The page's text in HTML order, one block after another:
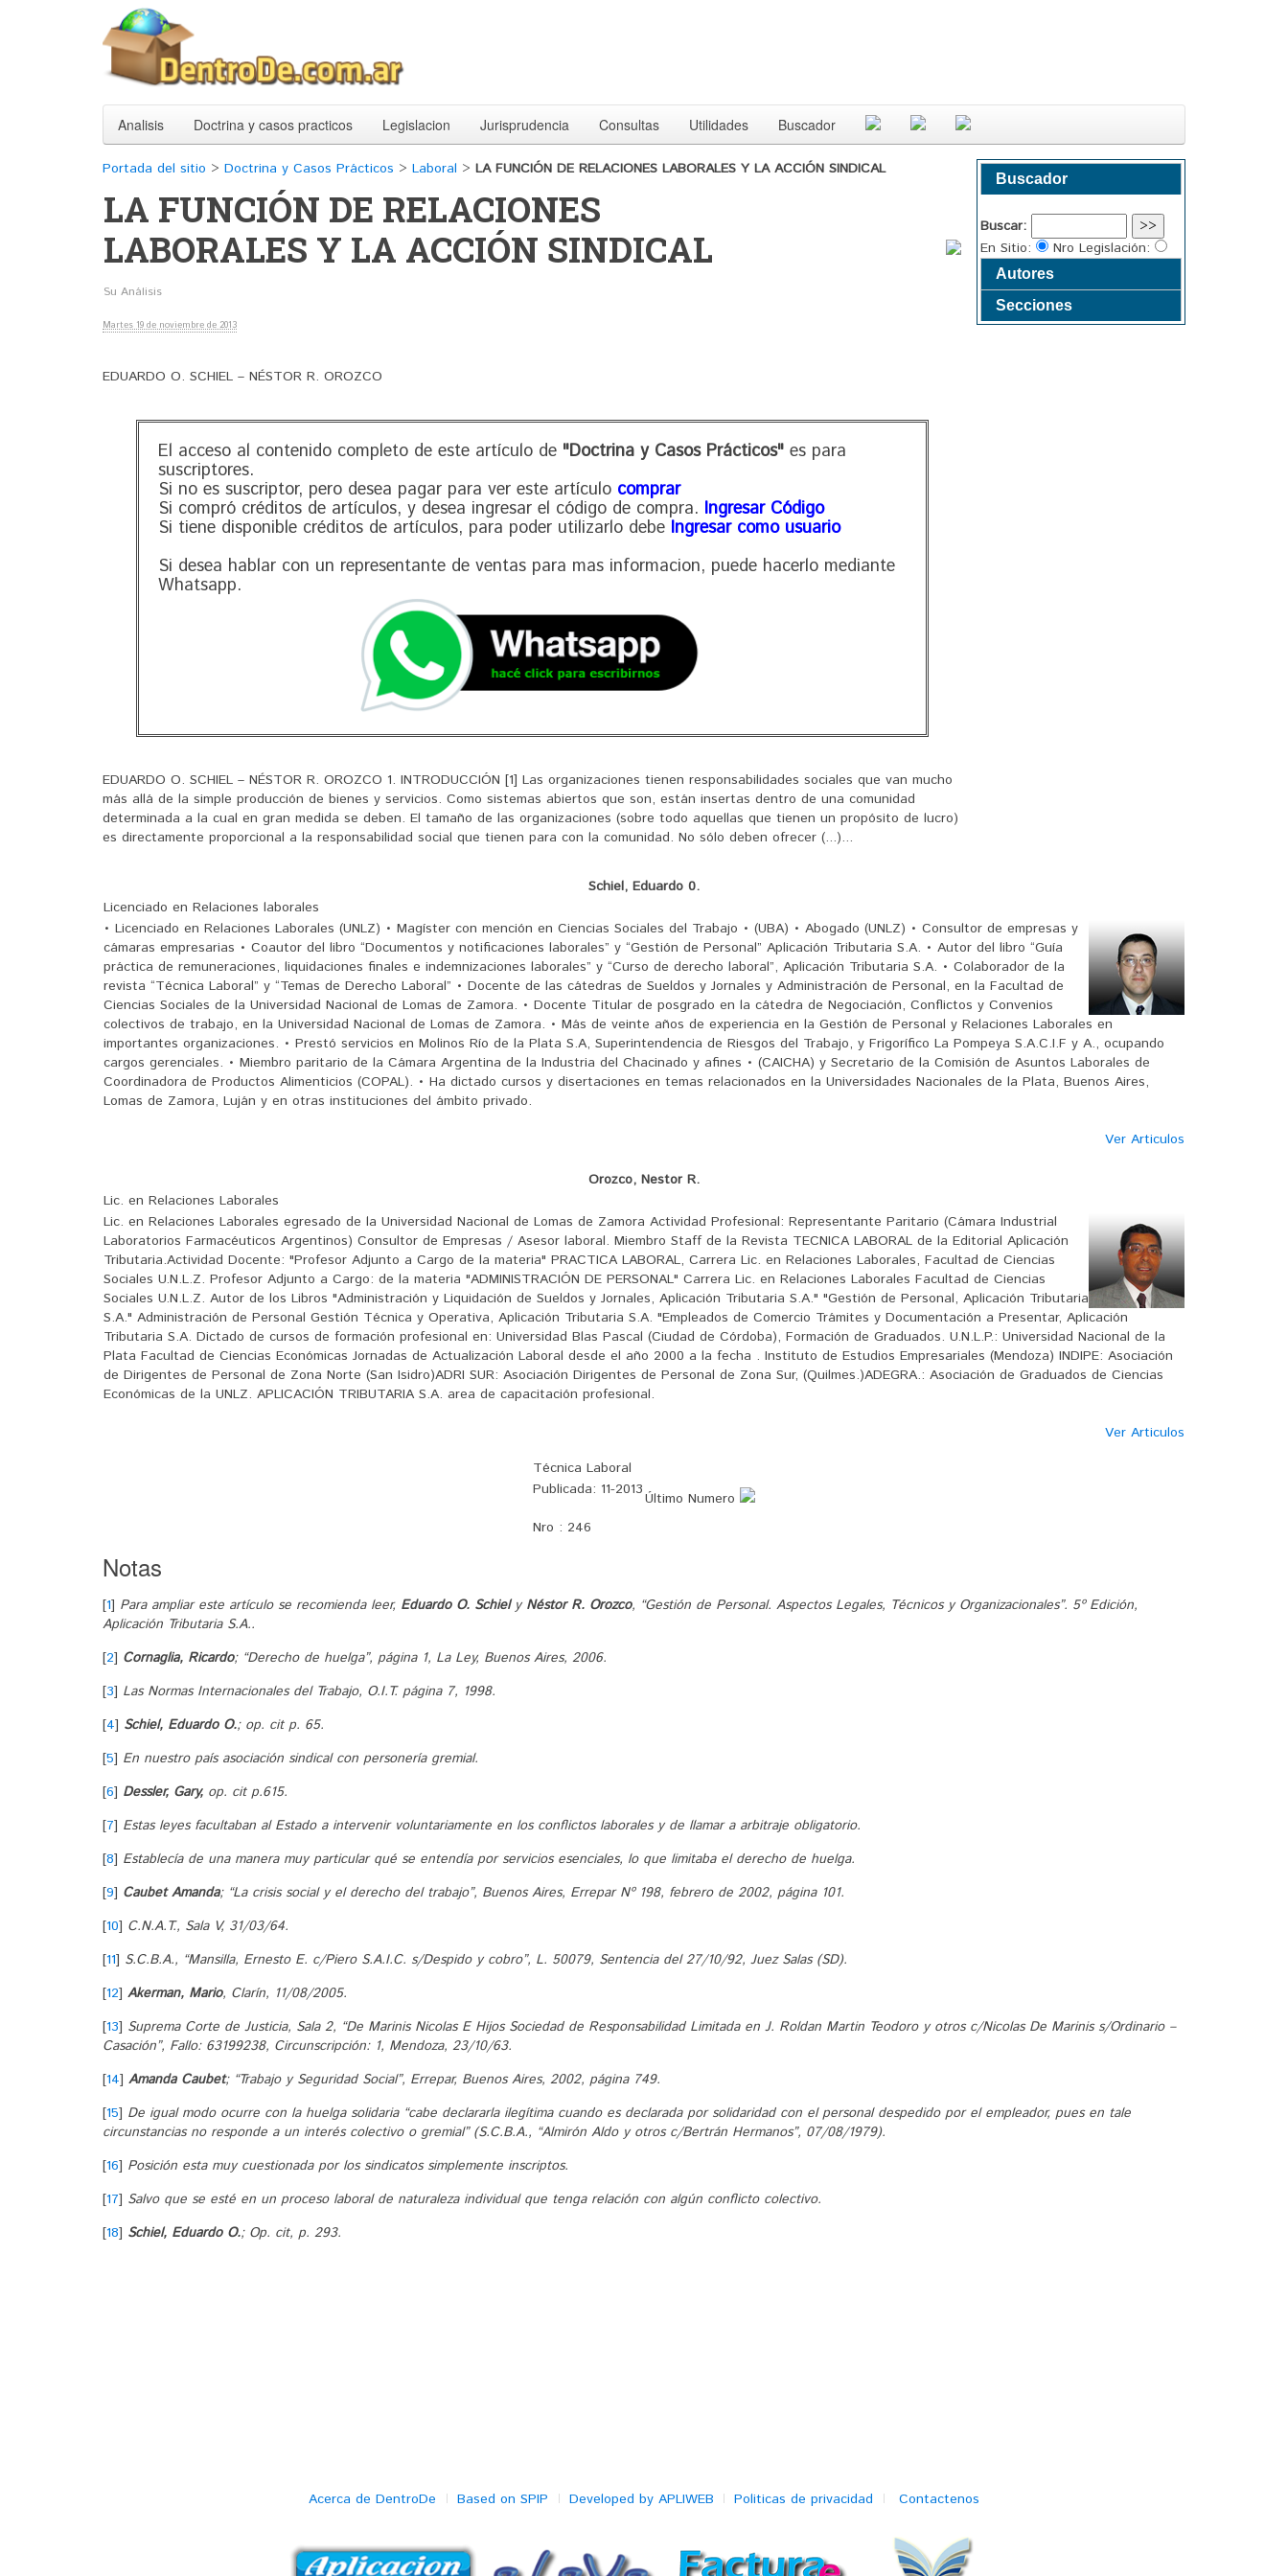
Analisis Doctrina y casos practicos Legislacion Jurisprudencia Consultas Utilidades Buscador
Portada del sitio > Doctrina y Casos Prácticos > Laboral > LA FUNCIÓN DE RELACIONES LABORALES Y LA ACCIÓN SINDICAL
LA FUNCIÓN DE RELACIONES
LABORALES Y LA ACCIÓN SINDICAL
Su Análisis
Martes 19 de noviembre de 2013
EDUARDO O. SCHIEL – NÉSTOR R. OROZCO
El acceso al contenido completo de este artículo de "Doctrina y Casos Prácticos" es para
suscriptores.
Si no es suscriptor, pero desea pagar para ver este artículo comprar
Si compró créditos de artículos, y desea ingresar el código de compra. Ingresar Código
Si tiene disponible créditos de artículos, para poder utilizarlo debe Ingresar como usuario
Si desea hablar con un representante de ventas para mas informacion, puede hacerlo mediante
Whatsapp.
EDUARDO O. SCHIEL – NÉSTOR R. OROZCO 1. INTRODUCCIÓN [1] Las organizaciones tienen responsabilidades sociales que van mucho
más allá de la simple producción de bienes y servicios. Como sistemas abiertos que son, están insertas dentro de una comunidad
determinada a la cual en gran medida se deben. El tamaño de las organizaciones (sobre todo aquellas que tienen un propósito de lucro)
es directamente proporcional a la responsabilidad social que tienen para con la comunidad. No sólo deben ofrecer (...)...
Buscador
Buscar:
En Sitio:
Nro Legislación:
Autores
Secciones
Schiel, Eduardo 0.
Licenciado en Relaciones laborales
• Licenciado en Relaciones Laborales (UNLZ) • Magíster con mención en Ciencias Sociales del Trabajo • (UBA) • Abogado (UNLZ) • Consultor de empresas y
cámaras empresarias • Coautor del libro “Documentos y notificaciones laborales” y “Gestión de Personal” Aplicación Tributaria S.A. • Autor del libro “Guía
práctica de remuneraciones, liquidaciones finales e indemnizaciones laborales” y “Curso de derecho laboral”, Aplicación Tributaria S.A. • Colaborador de la
revista “Técnica Laboral” y “Temas de Derecho Laboral” • Docente de las cátedras de Sueldos y Jornales y Administración de Personal, en la Facultad de
Ciencias Sociales de la Universidad Nacional de Lomas de Zamora. • Docente Titular de posgrado en la cátedra de Negociación, Conflictos y Convenios
colectivos de trabajo, en la Universidad Nacional de Lomas de Zamora. • Más de veinte años de experiencia en la Gestión de Personal y Relaciones Laborales en
importantes organizaciones. • Prestó servicios en Molinos Río de la Plata S.A, Superintendencia de Riesgos del Trabajo, y Frigorífico La Pompeya S.A.C.I.F y A., ocupando
cargos gerenciales. • Miembro paritario de la Cámara Argentina de la Industria del Chacinado y afines • (CAICHA) y Secretario de la Comisión de Asuntos Laborales de
Coordinadora de Productos Alimenticios (COPAL). • Ha dictado cursos y disertaciones en temas relacionados en la Universidades Nacionales de la Plata, Buenos Aires,
Lomas de Zamora, Luján y en otras instituciones del ámbito privado.
Ver Articulos
Orozco, Nestor R.
Lic. en Relaciones Laborales
Lic. en Relaciones Laborales egresado de la Universidad Nacional de Lomas de Zamora Actividad Profesional: Representante Paritario (Cámara Industrial
Laboratorios Farmacéuticos Argentinos) Consultor de Empresas / Asesor laboral. Miembro Staff de la Revista TECNICA LABORAL de la Editorial Aplicación
Tributaria.Actividad Docente: "Profesor Adjunto a Cargo de la materia" PRACTICA LABORAL, Carrera Lic. en Relaciones Laborales, Facultad de Ciencias
Sociales U.N.L.Z. Profesor Adjunto a Cargo: de la materia "ADMINISTRACIÓN DE PERSONAL" Carrera Lic. en Relaciones Laborales Facultad de Ciencias
Sociales U.N.L.Z. Autor de los Libros "Administración y Liquidación de Sueldos y Jornales, Aplicación Tributaria S.A." "Gestión de Personal, Aplicación Tributaria
S.A." Administración de Personal Gestión Técnica y Operativa, Aplicación Tributaria S.A. "Empleados de Comercio Trámites y Documentación a Presentar, Aplicación
Tributaria S.A. Dictado de cursos de formación profesional en: Universidad Blas Pascal (Ciudad de Córdoba), Formación de Graduados. U.N.L.P.: Universidad Nacional de la
Plata Facultad de Ciencias Económicas Jornadas de Actualización Laboral desde el año 2000 a la fecha . Instituto de Estudios Empresariales (Mendoza) INDIPE: Asociación
de Dirigentes de Personal de Zona Norte (San Isidro)ADRI SUR: Asociación Dirigentes de Personal de Zona Sur, (Quilmes.)ADEGRA.: Asociación de Graduados de Ciencias
Económicas de la UNLZ. APLICACIÓN TRIBUTARIA S.A. area de capacitación profesional.
Ver Articulos
Técnica Laboral
Último Numero
Publicada: 11-2013
Nro : 246
Notas
[1] Para ampliar este artículo se recomienda leer, Eduardo O. Schiely Néstor R. Orozco, “Gestión de Personal. Aspectos Legales, Técnicos y Organizacionales”. 5º Edición,
Aplicación Tributaria S.A..
[2] Cornaglia, Ricardo; “Derecho de huelga”, página 1, La Ley, Buenos Aires, 2006.
[3] Las Normas Internacionales del Trabajo, O.I.T. página 7, 1998.
[4] Schiel, Eduardo O.; op. cit p. 65.
[5] En nuestro país asociación sindical con personería gremial.
[6] Dessler, Gary, op. cit p.615.
[7] Estas leyes facultaban al Estado a intervenir voluntariamente en los conflictos laborales y de llamar a arbitraje obligatorio.
[8] Establecía de una manera muy particular qué se entendía por servicios esenciales, lo que limitaba el derecho de huelga.
[9] Caubet Amanda; “La crisis social y el derecho del trabajo”, Buenos Aires, Errepar Nº 198, febrero de 2002, página 101.
[10] C.N.A.T., Sala V, 31/03/64.
[11] S.C.B.A., “Mansilla, Ernesto E. c/Piero S.A.I.C. s/Despido y cobro”, L. 50079, Sentencia del 27/10/92, Juez Salas (SD).
[12] Akerman, Mario, Clarín, 11/08/2005.
[13] Suprema Corte de Justicia, Sala 2, “De Marinis Nicolas E Hijos Sociedad de Responsabilidad Limitada en J. Roldan Martin Teodoro y otros c/Nicolas De Marinis s/Ordinario –
Casación”, Fallo: 63199238, Circunscripción: 1, Mendoza, 23/10/63.
[14] Amanda Caubet; “Trabajo y Seguridad Social”, Errepar, Buenos Aires, 2002, página 749.
[15] De igual modo ocurre con la huelga solidaria “cabe declararla ilegítima cuando es declarada por solidaridad con el personal despedido por el empleador, pues en tale
circunstancias no responde a un interés colectivo o gremial” (S.C.B.A., “Almirón Aldo y otros c/Bertrán Hermanos”, 07/08/1979).
[16] Posición esta muy cuestionada por los sindicatos simplemente inscriptos.
[17] Salvo que se esté en un proceso laboral de naturaleza individual que tenga relación con algún conflicto colectivo.
[18] Schiel, Eduardo O.; Op. cit, p. 293.
Acerca de DentroDe Based on SPIP Developed by APLIWEB Politicas de privacidad Contactenos